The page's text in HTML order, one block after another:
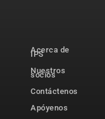
Acerca de
IPS
Nuestros
socios
Contáctenos
Apóyenos